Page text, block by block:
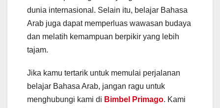
dunia internasional. Selain itu, belajar Bahasa
Arab juga dapat memperluas wawasan budaya
dan melatih kemampuan berpikir yang lebih
tajam.
Jika kamu tertarik untuk memulai perjalanan
belajar Bahasa Arab, jangan ragu untuk
menghubungi kami di Bimbel Primago. Kami